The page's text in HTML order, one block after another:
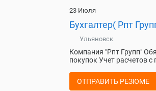
23 Июля
Бухгалтер( Рпт
Ульяновск
Компания "Рпт Групп"
покупок Учет расчетов
ОТПРАВИТЬ РЕЗЮМЕ